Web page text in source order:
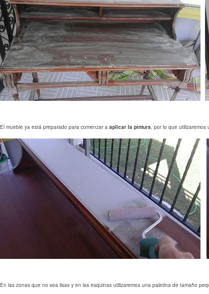
El mueble ya está preparado para comenzar a aplicar la pintura, por lo que utilizaremos
En las zonas que no sea lisas y en las esquinas utilizaremos una paletina de tamaño